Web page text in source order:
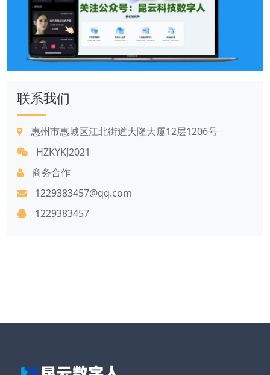
联系我们
惠州市惠城区江北街道大隆大厦12层1206号
HZKYKJ2021
商务合作
1229383457@qq.com
1229383457